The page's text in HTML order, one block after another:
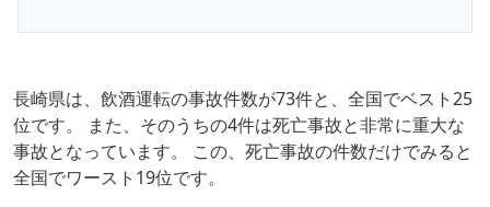
長崎県は、飲酒運転の事故件数が73件と、全国でベスト25
位です。 また、そのうちの4件は死亡事故と非常に重大な
事故となっています。 この、死亡事故の件数だけでみると
全国でワースト19位です。